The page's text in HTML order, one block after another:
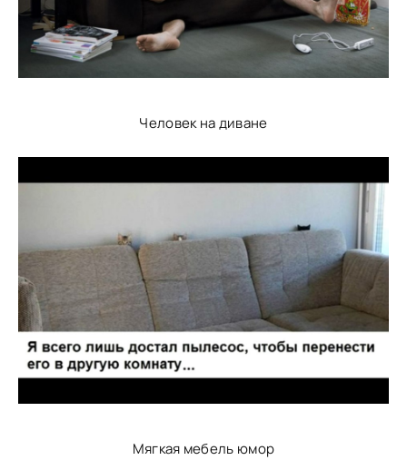
Человек на диване
Мягкая мебель юмор